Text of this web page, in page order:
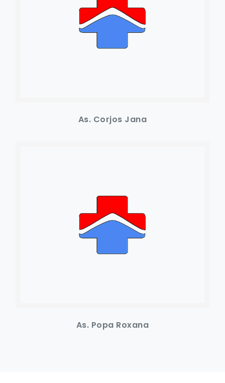
As. Corjos Jana
As. Popa Roxana